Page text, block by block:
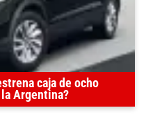
caja de ocho
la Argentina?